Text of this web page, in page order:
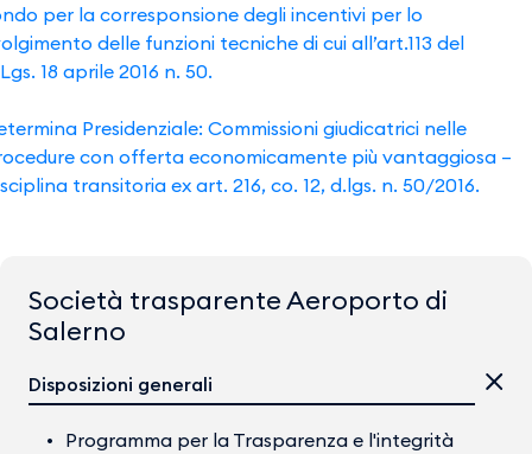
per la corresponsione degli incentivi per lo
delle funzioni tecniche di cui all’art.113 del
18 aprile 2016 n. 50.
Presidenziale: Commissioni giudicatrici nelle
con offerta economicamente più vantaggiosa –
transitoria ex art. 216, co. 12, d.lgs. n. 50/2016.
Società trasparente Aeroporto di
Salerno
Disposizioni generali
Programma per la Trasparenza e l'integrità